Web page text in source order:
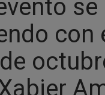
con